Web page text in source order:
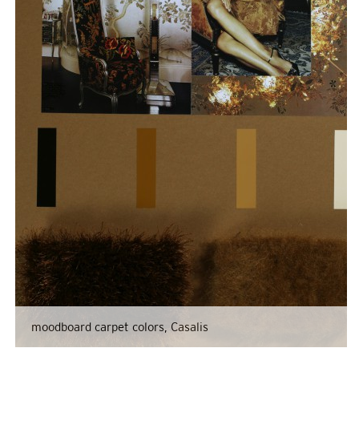
moodboard carpet colors, Casalis